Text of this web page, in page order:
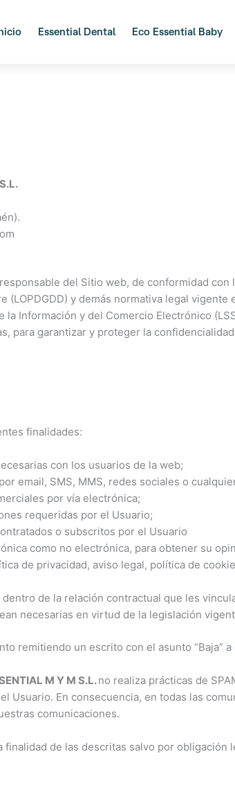
Essential Dental Eco Essential Baby
del Sitio web, de conformidad
(LOPDGDD) y demás normativa legal
Información y del Comercio Electrónico
para garantizar y proteger la
finalidades:
con los usuarios de la web;
email, SMS, MMS, redes sociales o
por vía electrónica;
requeridas por el Usuario;
o subscritos por el Usuario
como no electrónica, para obtener su
de privacidad, aviso legal, política de
de la relación contractual que les
necesarias en virtud de la legislación
remitiendo un escrito con el asunto “Baja” a
M Y M S.L.no realiza prácticas de
Usuario. En consecuencia, en todas las
comunicaciones.
de las descritas salvo por obligación